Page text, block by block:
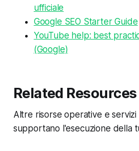
ufficiale
Google SEO Starter Guide
YouTube help: best
(Google)
Related Resources
Altre risorse operative e servizi
supportano l'esecuzione della